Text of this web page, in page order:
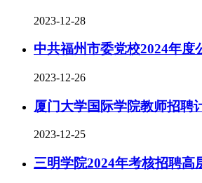
2023-12-28
中共福州市委党校2024年度
2023-12-26
厦门大学国际学院教师招聘
2023-12-25
三明学院2024年考核招聘高